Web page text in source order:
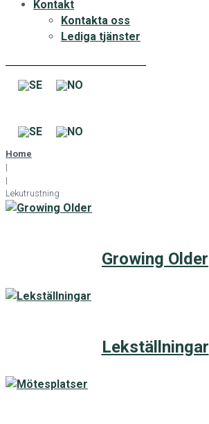
Kontakt
Kontakta oss
Lediga tjänster
Home
|
|
Lekutrustning
Growing Older
Lekställningar